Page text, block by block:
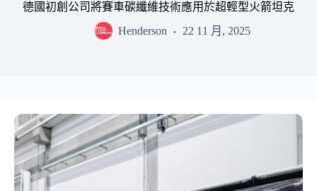
德國初創公司將賽車碳纖維技術應用於超輕型火箭坦克
Henderson
22 11 月, 2025